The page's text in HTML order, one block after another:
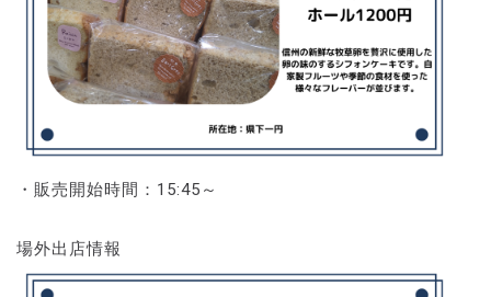
・販売開始時間：15:45～
場外出店情報